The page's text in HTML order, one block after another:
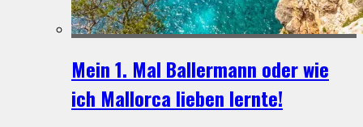
Mein 1. Mal Ballermann oder wie
ich Mallorca lieben lernte!